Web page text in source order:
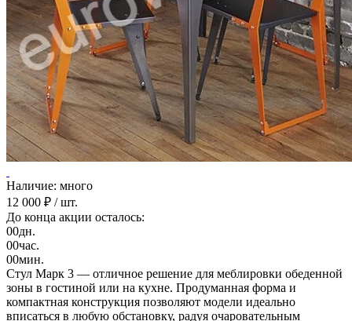
Наличие: много
12 000 ₽ / шт.
До конца акции осталось:
00дн.
00час.
00мин.
Стул Марк 3 — отличное решение для меблировки обеденной
зоны в гостиной или на кухне. Продуманная форма и
компактная конструкция позволяют модели идеально
вписаться в любую обстановку, радуя очаровательным